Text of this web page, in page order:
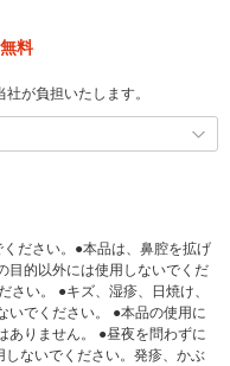
無料
が負担いたします。
ださい。●本品は、鼻腔を拡げ
目的以外には使用しないでくだ
さい。 ●キズ、湿疹、日焼け、
いでください。 ●本品の使用に
ありません。 ●昼夜を問わずに
ないでください。発疹、かぶ